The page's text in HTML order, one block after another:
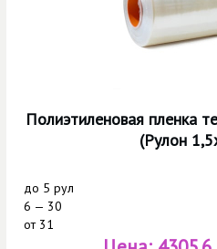
Полиэтиленовая пленка
(Рулон
до 5 рул
6 — 30
от31